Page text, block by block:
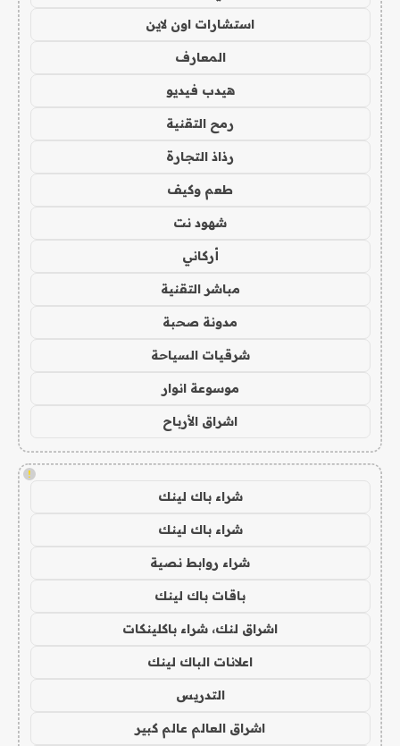
استشارات اون لاين
المعارف
هيدب فيديو
رمح التقنية
رذاذ التجارة
طعم وكيف
شهود نت
أركاني
مباشر التقنية
مدونة صحبة
شرقيات السياحة
موسوعة انوار
اشراق الأرباح
!
شراء باك لينك
شراء باك لينك
شراء روابط نصية
باقات باك لينك
اشراق لنك، شراء باكلينكات
اعلانات الباك لينك
التدريس
اشراق العالم عالم كبير